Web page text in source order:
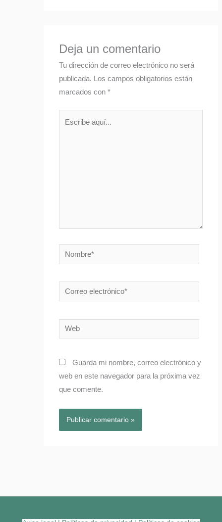
Deja un comentario
Tu dirección de correo electrónico no será
publicada.
Los campos obligatorios están
marcados con*
Nombre*
Correo
electrónico*
Web
Guarda mi nombre, correo electrónico y
web en este navegador para la próxima vez
que comente.